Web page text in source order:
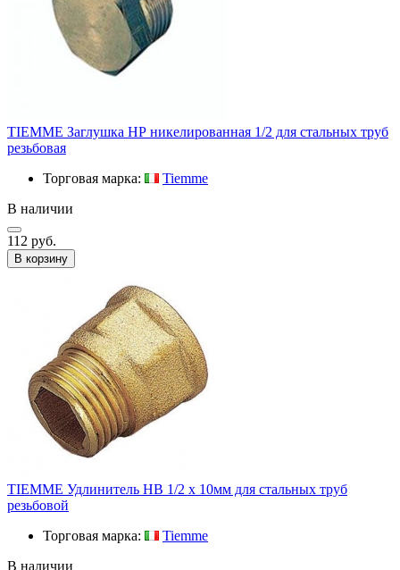
TIEMME Заглушка НР никелированная 1/2 для стальных труб
резьбовая
Торговая марка:
Tiemme
В наличии
112 руб.
В корзину
TIEMME Удлинитель НВ 1/2 х 10мм для стальных труб
резьбовой
Торговая марка:
Tiemme
В наличии